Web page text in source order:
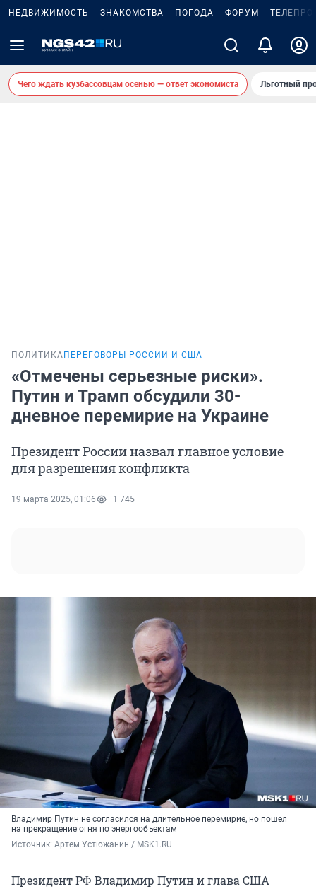
НЕДВИЖИМОСТЬ ЗНАКОМСТВА ПОГОДА ФОРУМ
Чего ждать кузбассовцам осенью — ответ экономиста Льготный
ПОЛИТИКА ПЕРЕГОВОРЫ РОССИИ И США
«Отмечены серьезные риски».
Путин и Трамп обсудили 30-
дневное перемирие на Украине
Президент России назвал главное условие
для разрешения конфликта
19 марта 2025, 01:06 1 745
Владимир Путин не согласился на длительное перемирие, но пошел
на прекращение огня по энергообъектам
Источник: Артем Устюжанин / MSK1.RU
Президент РФ Владимир Путин и глава США